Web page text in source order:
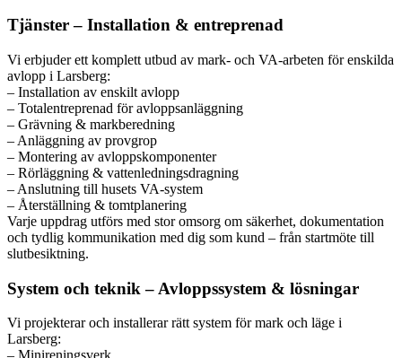
Tjänster – Installation & entreprenad
Vi erbjuder ett komplett utbud av mark- och VA-arbeten för enskilda
avlopp i Larsberg:
– Installation av enskilt avlopp
– Totalentreprenad för avloppsanläggning
– Grävning & markberedning
– Anläggning av provgrop
– Montering av avloppskomponenter
– Rörläggning & vattenledningsdragning
– Anslutning till husets VA-system
– Återställning & tomtplanering
Varje uppdrag utförs med stor omsorg om säkerhet, dokumentation
och tydlig kommunikation med dig som kund – från startmöte till
slutbesiktning.
System och teknik – Avloppssystem & lösningar
Vi projekterar och installerar rätt system för mark och läge i
Larsberg: